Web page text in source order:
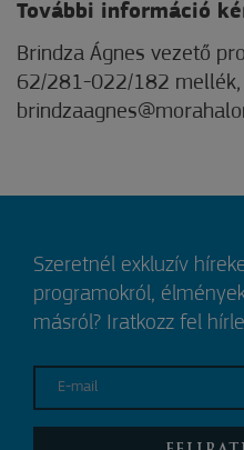
További információ
Brindza Ágnes vezető
62/281-022/182 mellék,
Szeretnél exkluzív
programokról,
másról? Iratkozz fel
E-mail